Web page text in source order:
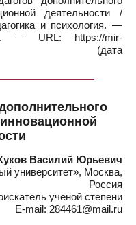
деятельности /
и психология. —
https://mir-
(дата
Василий Юрьевич
университет», Москва,
Россия
ученой степени
E-mail: 284461@mail.ru